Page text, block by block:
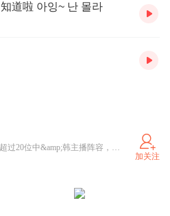
中双语TOPIK韩语考培 | 论文等
人小班课，
练吧~
题类型及规则、答题技巧、识别
来。
道啦 아잉~ 난 몰라
十年深耕，立足韩国。超过20位中&amp;韩主播阵容，携手韩国各界大咖为你带来最新鲜的韩国资讯、韩语学习资料、韩国文化节目。韩知韩语还提供基础韩语课程、外教口语课、TOPIK考培、论文等文书翻译、口译、论文润色、韩语发表演讲通关、韩国留学等服务。一手掌握最新韩国讯息，一耳听尽韩国各色声音。本节目由韩语品牌韩知韩语团队制作播出，我们立志做您身边最好的贴身韩语伙伴！
加关注